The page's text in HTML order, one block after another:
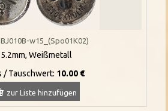
w15_(Spo01K02)
Weißmetall
/ Tauschwert: 10.00 €
zur Liste hinzufügen